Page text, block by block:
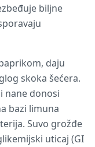
biljne
daju
skoka šećera.
nane donosi
bazi limuna
Suvo grožđe
uticaj (GI